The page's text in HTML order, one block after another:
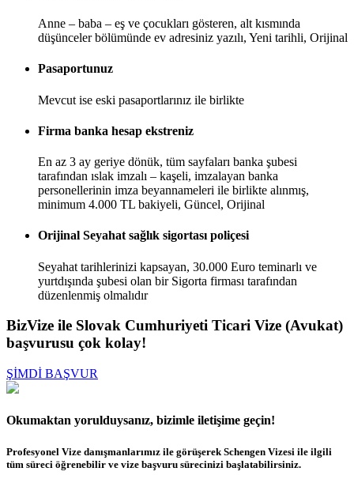
Anne – baba – eş ve çocukları gösteren, alt kısmında
düşünceler bölümünde ev adresiniz yazılı, Yeni tarihli, Orijinal
Pasaportunuz
Mevcut ise eski pasaportlarınız ile birlikte
Firma banka hesap ekstreniz
En az 3 ay geriye dönük, tüm sayfaları banka şubesi
tarafından ıslak imzalı – kaşeli, imzalayan banka
personellerinin imza beyannameleri ile birlikte alınmış,
minimum 4.000 TL bakiyeli, Güncel, Orijinal
Orijinal Seyahat sağlık sigortası poliçesi
Seyahat tarihlerinizi kapsayan, 30.000 Euro teminarlı ve
yurtdışında şubesi olan bir Sigorta firması tarafından
düzenlenmiş olmalıdır
BizVize ile Slovak Cumhuriyeti Ticari Vize (Avukat)
başvurusu çok kolay!
ŞİMDİ BAŞVUR
Okumaktan yorulduysanız, bizimle iletişime geçin!
Profesyonel Vize danışmanlarımız ile görüşerek Schengen Vizesi ile ilgili
tüm süreci öğrenebilir ve vize başvuru sürecinizi başlatabilirsiniz.